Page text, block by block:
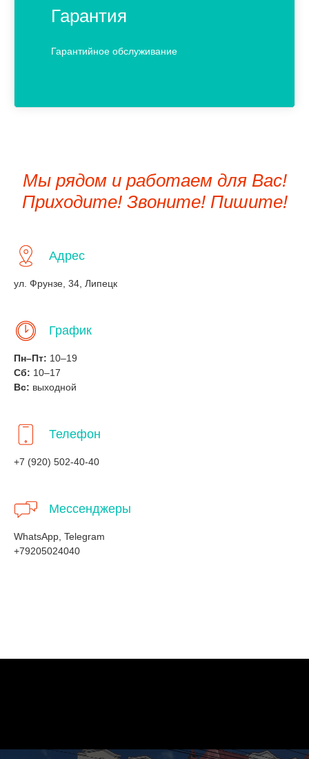
Гарантия
Гарантийное обслуживание
Мы рядом и работаем для Вас!
Приходите! Звоните! Пишите!
Адрес
ул. Фрунзе, 34, Липецк
График
Пн–Пт: 10–19
Сб: 10–17
Вс: выходной
Телефон
+7 (920) 502-40-40
Мессенджеры
WhatsApp, Telegram
+79205024040